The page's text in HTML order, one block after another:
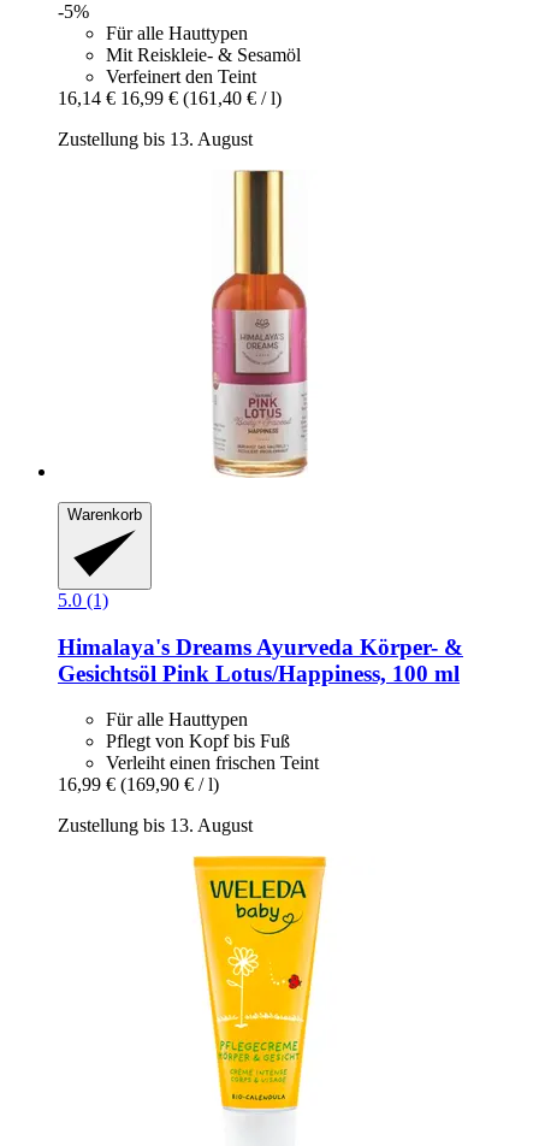
-5%
Für alle Hauttypen
Mit Reiskleie- & Sesamöl
Verfeinert den Teint
16,14 € 16,99 € (161,40 € / l)
Zustellung bis 13. August
Warenkorb
5.0 (1)
Himalaya's Dreams Ayurveda Körper-​ &
Gesichtsöl Pink Lotus/Happiness, 100 ml
Für alle Hauttypen
Pflegt von Kopf bis Fuß
Verleiht einen frischen Teint
16,99 € (169,90 € / l)
Zustellung bis 13. August